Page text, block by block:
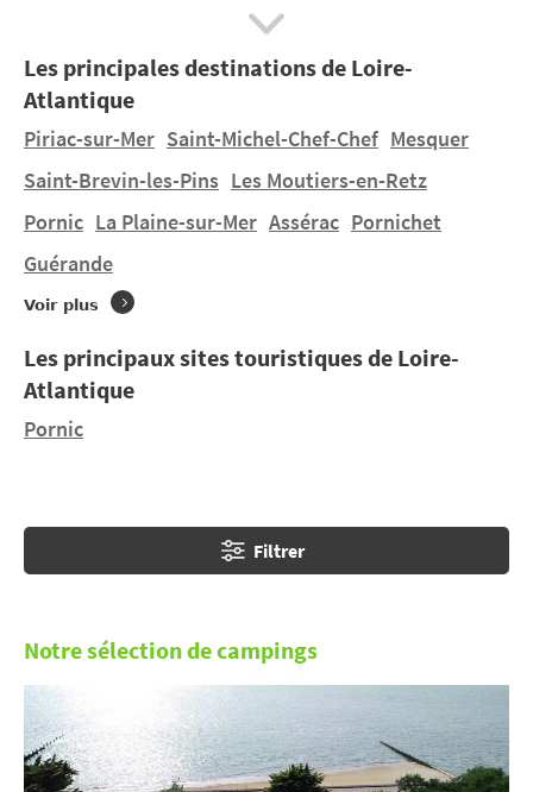
atlantique, la découverte de Nantes ou des dolmens
de Pornic.
location mobil-home àSaint-Nazairedans un beau
camping 4 ou 5 étoiles ? Vous trouverez 1 camping à
Saint-Nazaire
CAMPING DE L'ÈVE et LES ROCHELETS, CAMPING DE
MINDIN situé à
Les principales destinations de Loire-
Atlantique
Piriac-sur-Mer Saint-Michel-Chef-Chef Mesquer
Saint-Brevin-les-Pins Les Moutiers-en-Retz
Pornic La Plaine-sur-Mer Assérac Pornichet
Guérande
Voir plus
Les principaux sites touristiques de Loire-
Atlantique
Pornic
Filtrer
Notre sélection de campings